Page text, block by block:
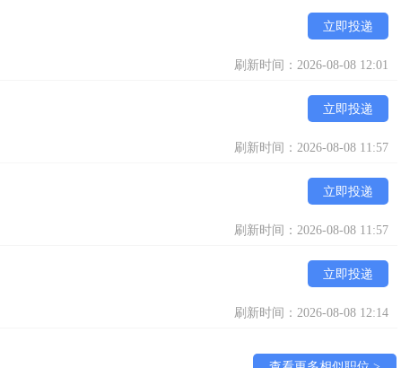
立即投递
刷新时间：2026-08-08 12:01
立即投递
刷新时间：2026-08-08 11:57
立即投递
刷新时间：2026-08-08 11:57
立即投递
刷新时间：2026-08-08 12:14